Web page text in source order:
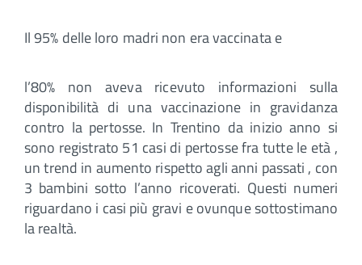
Il 95% delle loro madri non era vaccinata e
l’80% non aveva ricevuto informazioni sulla
disponibilità di una vaccinazione in gravidanza
contro la pertosse. In Trentino da inizio anno si
sono registrato 51 casi di pertosse fra tutte le età ,
un trend in aumento rispetto agli anni passati , con
3 bambini sotto l’anno ricoverati. Questi numeri
riguardano i casi più gravi e ovunque sottostimano
la realtà.